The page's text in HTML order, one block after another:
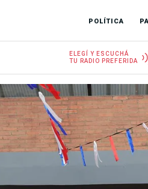
POLÍTICA
ELEGÍ Y ESCUCHÁ
TU RADIO PREFERIDA